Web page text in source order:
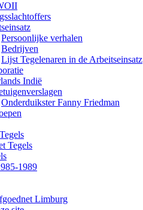
Persoonlijke verhalen
Bedrijven
Lijst Tegelenaren in de Arbeitseinsatz
Indië
Onderduikster Fanny Friedman
Tegels
1989
Limburg